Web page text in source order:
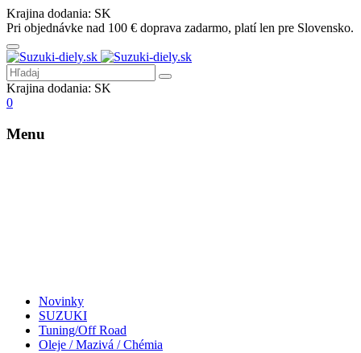
Krajina dodania: SK
Pri objednávke nad 100 € doprava zadarmo, platí len pre Slovensko.
Krajina dodania: SK
0
Menu
Novinky
SUZUKI
Tuning/Off Road
Oleje / Mazivá / Chémia